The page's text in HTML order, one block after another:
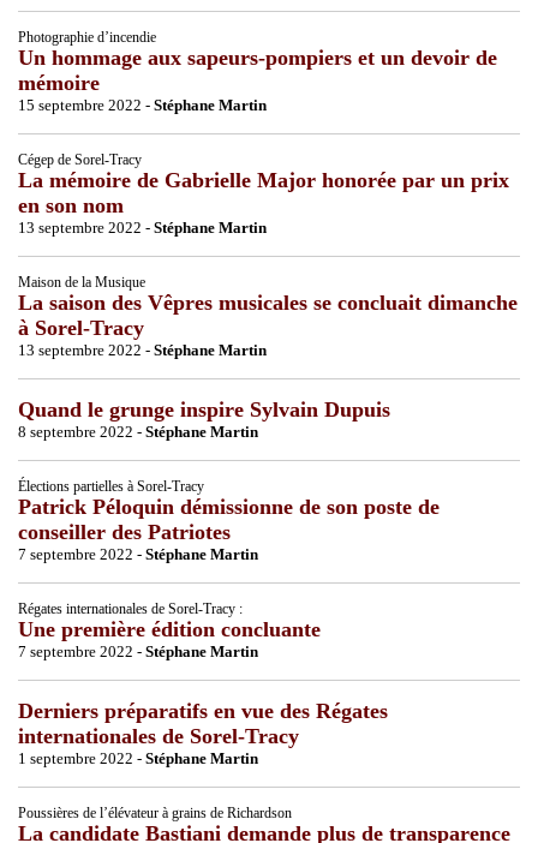
Photographie d’incendie
Un hommage aux sapeurs-pompiers et un devoir de
mémoire
15 septembre 2022 - Stéphane Martin
Cégep de Sorel-Tracy
La mémoire de Gabrielle Major honorée par un prix
en son nom
13 septembre 2022 - Stéphane Martin
Maison de la Musique
La saison des Vêpres musicales se concluait dimanche
à Sorel-Tracy
13 septembre 2022 - Stéphane Martin
Quand le grunge inspire Sylvain Dupuis
8 septembre 2022 - Stéphane Martin
Élections partielles à Sorel-Tracy
Patrick Péloquin démissionne de son poste de
conseiller des Patriotes
7 septembre 2022 - Stéphane Martin
Régates internationales de Sorel-Tracy :
Une première édition concluante
7 septembre 2022 - Stéphane Martin
Derniers préparatifs en vue des Régates
internationales de Sorel-Tracy
1 septembre 2022 - Stéphane Martin
Poussières de l’élévateur à grains de Richardson
La candidate Bastiani demande plus de transparence